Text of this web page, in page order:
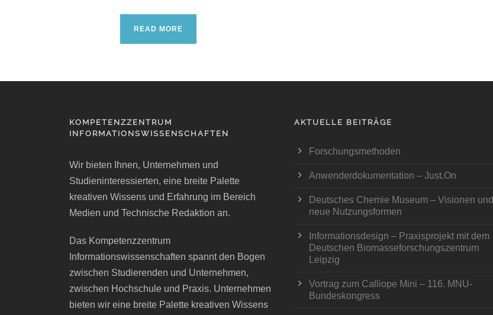
READ MORE
KOMPETENZZENTRUM
INFORMATIONSWISSENSCHAFTEN
Wir bieten Ihnen, Unternehmen und
Studieninteressierten, eine breite Palette
kreativen Wissens und Erfahrung im Bereich
Medien und Technische Redaktion an.
Das Kompetenzzentrum
Informationswissenschaften spannt den Bogen
zwischen Studierenden und Unternehmen,
zwischen Hochschule und Praxis. Unternehmen
bieten wir eine breite Palette kreativen Wissens
AKTUELLE BEITRÄGE
Forschungsmethoden
Anwenderdokumentation – Just.On
Deutsches Chemie Museum – Visionen und
neue Nutzungsformen
Informationsdesign – Praxisprojekt mit dem
Deutschen Biomasseforschungszentrum
Leipzig
Vortrag zum Calliope Mini – 116. MNU-
Bundeskongress